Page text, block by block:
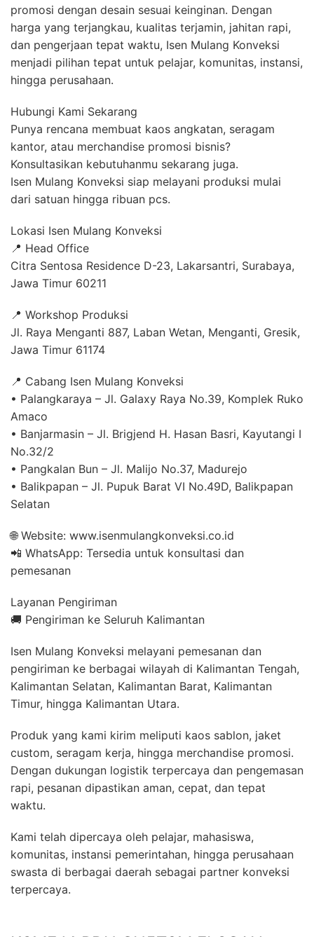
promosi dengan desain sesuai keinginan. Dengan
harga yang terjangkau, kualitas terjamin, jahitan rapi,
dan pengerjaan tepat waktu, Isen Mulang Konveksi
menjadi pilihan tepat untuk pelajar, komunitas, instansi,
hingga perusahaan.
Hubungi Kami Sekarang
Punya rencana membuat kaos angkatan, seragam
kantor, atau merchandise promosi bisnis?
Konsultasikan kebutuhanmu sekarang juga.
Isen Mulang Konveksi siap melayani produksi mulai
dari satuan hingga ribuan pcs.
Lokasi Isen Mulang Konveksi
📍 Head Office
Citra Sentosa Residence D-23, Lakarsantri, Surabaya,
Jawa Timur 60211
📍 Workshop Produksi
Jl. Raya Menganti 887, Laban Wetan, Menganti, Gresik,
Jawa Timur 61174
📍 Cabang Isen Mulang Konveksi
• Palangkaraya – Jl. Galaxy Raya No.39, Komplek Ruko
Amaco
• Banjarmasin – Jl. Brigjend H. Hasan Basri, Kayutangi I
No.32/2
• Pangkalan Bun – Jl. Malijo No.37, Madurejo
• Balikpapan – Jl. Pupuk Barat VI No.49D, Balikpapan
Selatan
🌐 Website: www.isenmulangkonveksi.co.id
📲 WhatsApp: Tersedia untuk konsultasi dan
pemesanan
Layanan Pengiriman
🚚 Pengiriman ke Seluruh Kalimantan
Isen Mulang Konveksi melayani pemesanan dan
pengiriman ke berbagai wilayah di Kalimantan Tengah,
Kalimantan Selatan, Kalimantan Barat, Kalimantan
Timur, hingga Kalimantan Utara.
Produk yang kami kirim meliputi kaos sablon, jaket
custom, seragam kerja, hingga merchandise promosi.
Dengan dukungan logistik terpercaya dan pengemasan
rapi, pesanan dipastikan aman, cepat, dan tepat
waktu.
Kami telah dipercaya oleh pelajar, mahasiswa,
komunitas, instansi pemerintahan, hingga perusahaan
swasta di berbagai daerah sebagai partner konveksi
terpercaya.